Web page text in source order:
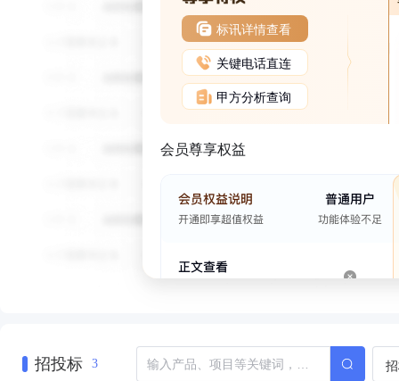
标讯详情查看
关键电话直连
甲方分析查询
会员尊享权益
招投标 3